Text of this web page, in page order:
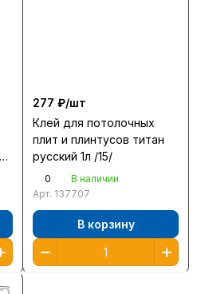
277 ₽/шт
Клей для потолочных
плит и плинтусов титан
русский 1л /15/
0
В наличии
Арт. 137707
В корзину